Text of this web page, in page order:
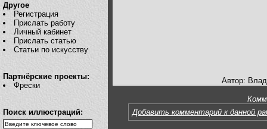
Другое
Регистрация
Прислать работу
Личный кабинет
Прислать статью
Статьи по искусству
Партнёрские проекты:
Фрески
Поиск иллюстраций:
Автор:
Добавить комментарий к данной